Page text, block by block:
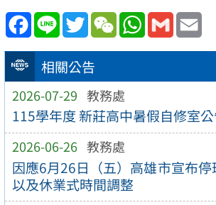
相關公告
2026-07-29 教務處
115學年度 新莊高中暑假自修室
2026-06-26 教務處
因應6月26日（五）高雄市宣布
以及休業式時間調整
Facebook
Line TwitterWeChatWhatsApp
Gmail